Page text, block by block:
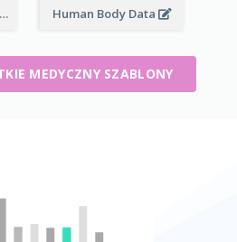
Baby Bottle Illustration Human Body Data
MEDYCZNY SZABLONY